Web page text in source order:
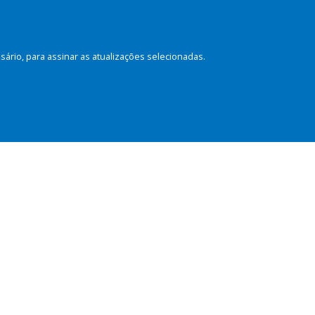
para assinar as atualizações selecionadas.